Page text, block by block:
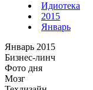
Идиотека
2015
Январь
Январь 2015
Бизнес-линч
Фото дня
Мозг